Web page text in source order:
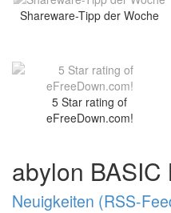
Shareware-Tipp der Woche
5 Star rating of
eFreeDown.com!
abylon BASIC
Neuigkeiten (RSS-